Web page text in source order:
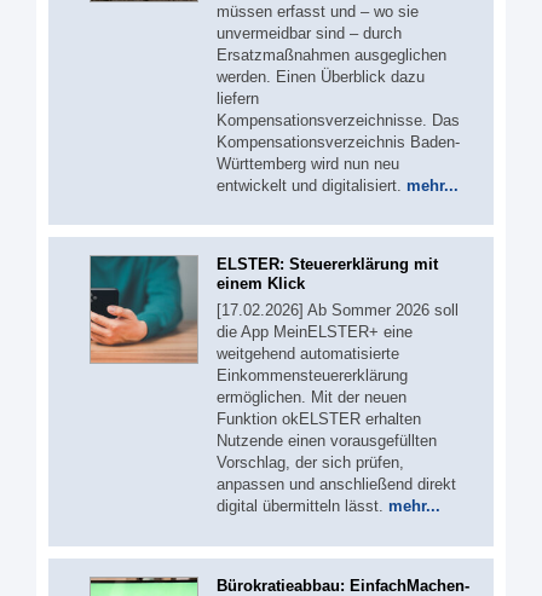
müssen erfasst und – wo sie
unvermeidbar sind – durch
Ersatzmaßnahmen ausgeglichen
werden. Einen Überblick dazu
liefern
Kompensationsverzeichnisse. Das
Kompensationsverzeichnis Baden-
Württemberg wird nun neu
entwickelt und digitalisiert. mehr...
ELSTER: Steuererklärung mit
einem Klick
[17.02.2026] Ab Sommer 2026 soll
die App MeinELSTER+ eine
weitgehend automatisierte
Einkommensteuererklärung
ermöglichen. Mit der neuen
Funktion okELSTER erhalten
Nutzende einen vorausgefüllten
Vorschlag, der sich prüfen,
anpassen und anschließend direkt
digital übermitteln lässt. mehr...
Bürokratieabbau: EinfachMachen-